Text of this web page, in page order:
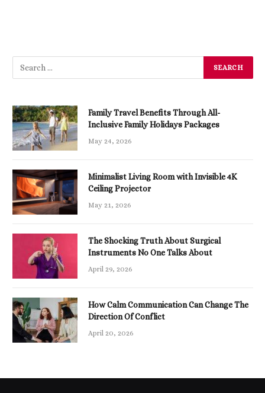
Family Travel Benefits Through All-
Inclusive Family Holidays Packages
May 24, 2026
Minimalist Living Room with Invisible 4K
Ceiling Projector
May 21, 2026
The Shocking Truth About Surgical
Instruments No One Talks About
April 29, 2026
How Calm Communication Can Change The
Direction Of Conflict
April 20, 2026